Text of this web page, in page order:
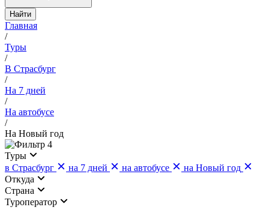
Найти
Главная
/
Туры
/
В Страсбург
/
На 7 дней
/
На автобусе
/
На Новый год
4
Туры
в Страсбург
на 7 дней на автобусе
на Новый год
Откуда
Страна
Туроператор